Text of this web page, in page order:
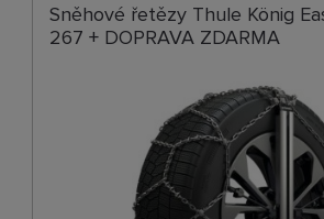
Sněhové řetězy Thule König
267 + DOPRAVA ZDARMA